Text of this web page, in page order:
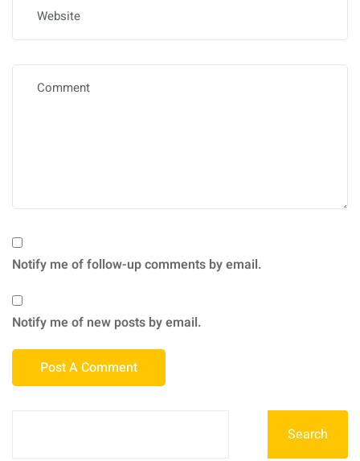
Notify me of follow-up comments by email.
Notify me of new posts by email.
Search